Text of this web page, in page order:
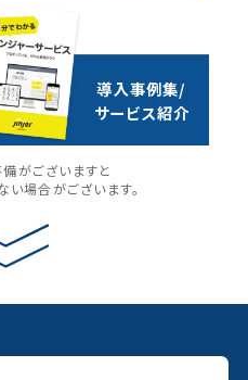
導入事例集/
サービス紹介
がございますと
場合がございます。